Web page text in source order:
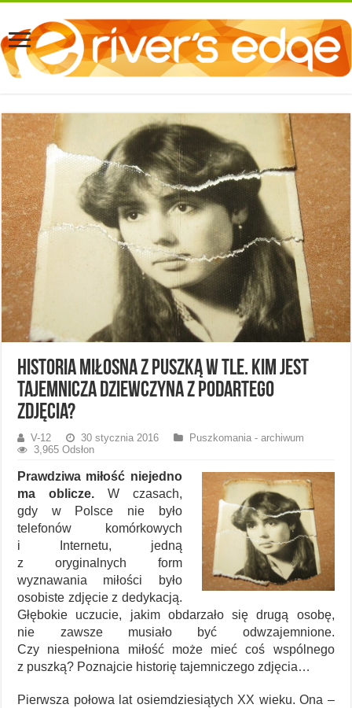
Historia miłosna z puszką w tle. Kim jest
tajemnicza dziewczyna z podartego
zdjęcia?
V-12 30 stycznia 2016
Puszkomania - archiwum
3,965 Odsłon
Prawdziwa miłość niejedno
ma oblicze. W czasach,
gdy w Polsce nie było
telefonów komórkowych
i Internetu, jedną
z oryginalnych form
wyznawania miłości było
osobiste zdjęcie z dedykacją.
Głębokie uczucie, jakim obdarzało się drugą osobę,
nie zawsze musiało być odwzajemnione.
Czy niespełniona miłość może mieć coś wspólnego
z puszką? Poznajcie historię tajemniczego zdjęcia…
Pierwsza połowa lat osiemdziesiątych XX wieku. Ona –